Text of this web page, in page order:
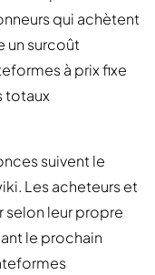
qui achètent
un surcoût
à prix fixe
totaux
suivent le
Les acheteurs et
selon leur propre
le prochain